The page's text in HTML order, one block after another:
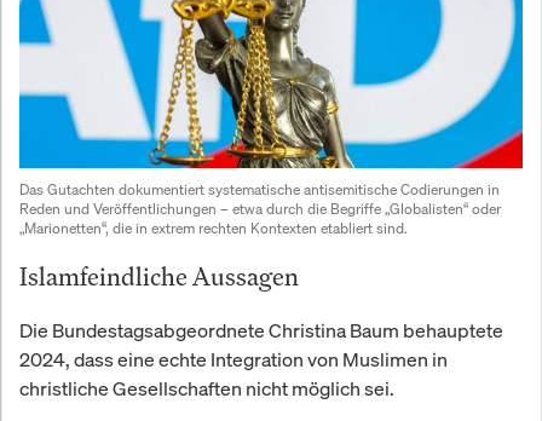
Das Gutachten dokumentiert systematische antisemitische Codierungen in
Reden und Veröffentlichungen – etwa durch die Begriffe „Globalisten“ oder
„Marionetten“, die in extrem rechten Kontexten etabliert sind.
Islamfeindliche Aussagen
Die Bundestagsabgeordnete Christina Baum behauptete
2024, dass eine echte Integration von Muslimen in
christliche Gesellschaften nicht möglich sei.